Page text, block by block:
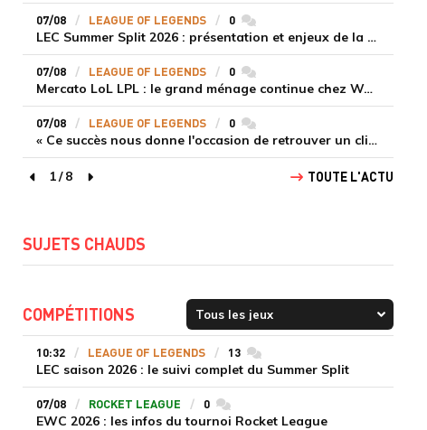
07/08 LEAGUE OF LEGENDS 0commentaires
LEC Summer Split 2026 : présentation et enjeux de la troisième semaine de compétition
07/08 LEAGUE OF LEGENDS 0commentaires
Mercato LoL LPL : le grand ménage continue chez Weibo Gaming, Jiejie quitte le navire au profit de Xiaohao
07/08 LEAGUE OF LEGENDS 0commentaires
« Ce succès nous donne l'occasion de retrouver un climat beaucoup plus positif » Ryu et Canyon soulagés après la victoire de Gen.G sur HLE
page précédente
1/8
page suivante
TOUTE L'ACTU
SUJETS CHAUDS
COMPÉTITIONS
10:32 LEAGUE OF LEGENDS 13commentaires
LEC saison 2026 : le suivi complet du Summer Split
07/08 ROCKET LEAGUE 0commentaires
EWC 2026 : les infos du tournoi Rocket League